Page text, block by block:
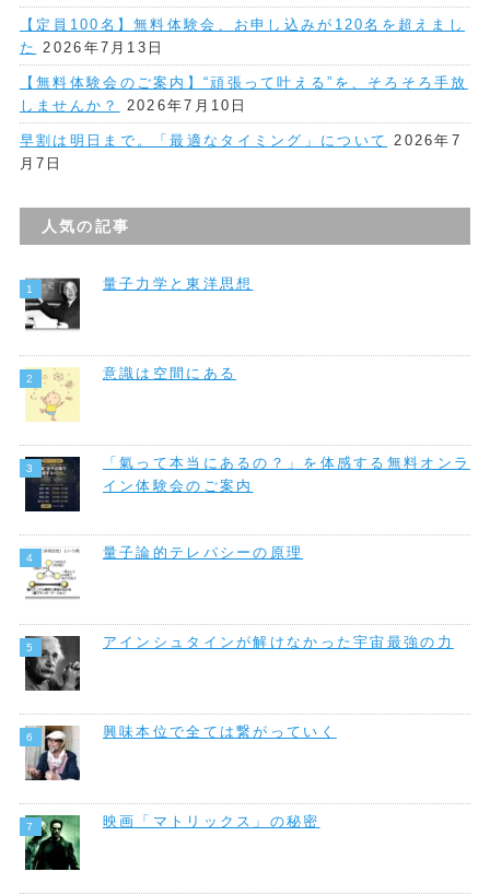
【定員100名】無料体験会、お申し込みが120名を超えまし
た
2026年7月13日
【無料体験会のご案内】“頑張って叶える”を、そろそろ手放
しませんか？
2026年7月10日
早割は明日まで。「最適なタイミング」について
2026年7
月7日
人気の記事
量子力学と東洋思想
意識は空間にある
「氣って本当にあるの？」を体感する無料オンラ
イン体験会のご案内
量子論的テレパシーの原理
アインシュタインが解けなかった宇宙最強の力
興味本位で全ては繋がっていく
映画「マトリックス」の秘密